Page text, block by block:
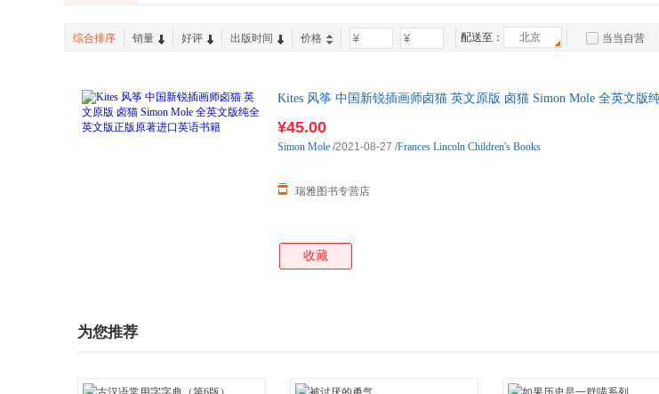
综合排序 销量 好评 出版时间 价格 - 配送至： 北京 当当自营
Kites 风筝 中国新锐插画师卤猫 英文原版 卤猫 Simon Mole 全英文版
¥45.00
瑞雅图书专营店
Simon Mole /2021-08-27 /Frances Lincoln Children's Books
收藏
为您推荐